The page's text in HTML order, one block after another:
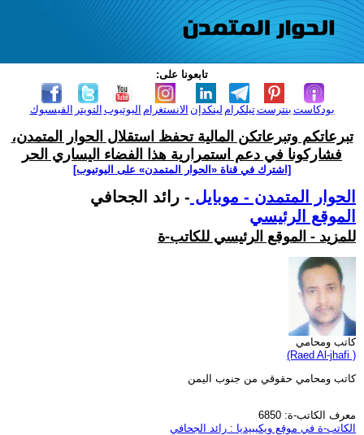
تابعونا على:
الفيسبوك التويتر اليوتيوب الانستغرام لينكدإن تيلكرامبنترست بودكاست
تبرعاتكم وتبرعاتكن المالية تحفظ استقلال الحوار المتمدن،
فشاركونا في دعم استمرارية هذا الفضاء اليساري الحر
[اشترك في قناة ‫«الحوار المتمدن» على اليوتيوب]
الحوار المتمدن - موبايل - رائد الجحافي
الموقع الرئيسي
للمزيد - الموقع الرئيسي للكاتب-ة
كاتب ومحامي
(Raed Al-jhafi )
كاتب ومحامي حقوقي من جنوب اليمن
معرف الكاتب-ة: 6850
الكاتب-ة في موقع ويكيبيديا : رائد الجحافي